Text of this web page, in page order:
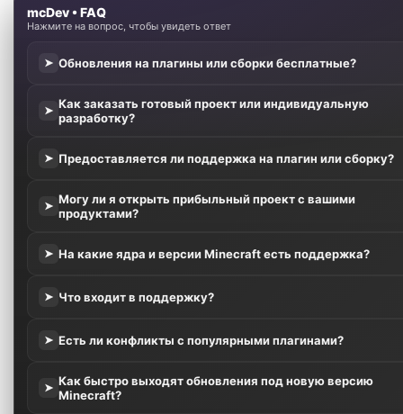
mcDev • FAQ
Нажмите на вопрос, чтобы увидеть ответ
➤ Обновления на плагины или сборки бесплатные?
➤ Как заказать готовый проект или индивидуальную
разработку?
➤ Предоставляется ли поддержка на плагин или сборку?
➤ Могу ли я открыть прибыльный проект с вашими
продуктами?
➤ На какие ядра и версии Minecraft есть поддержка?
➤ Что входит в поддержку?
➤ Есть ли конфликты с популярными плагинами?
➤ Как быстро выходят обновления под новую версию
Minecraft?